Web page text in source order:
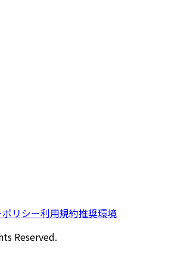
リシー利用規約推奨環境
Reserved.